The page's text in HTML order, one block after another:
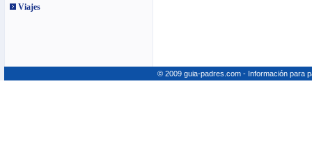
Viajes
© 2009 guia-padres.com - Información para